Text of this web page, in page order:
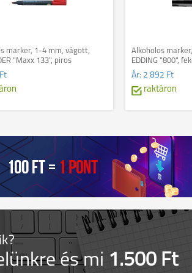
marker, 1-4 mm, vágott,
"Maxx 133", piros
Alkoholos
EDDING "800",
Ár: 2 892 Ft
raktáron
és mi 1.500 Ft